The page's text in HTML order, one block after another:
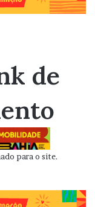
de
para o site.